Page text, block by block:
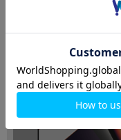
ゲーミングPC/周辺機器